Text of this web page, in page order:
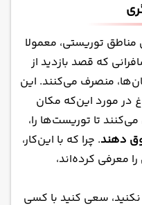
توریستی، معمولا
که قصد بازدید از
منصرف می‌کنند. این
در مورد این‌که مکان
تا توریست‌ها را،
دهند. چرا که با این‌کار،
معرفی کرده‌اند،
نکنید، سعی کنید با کسی